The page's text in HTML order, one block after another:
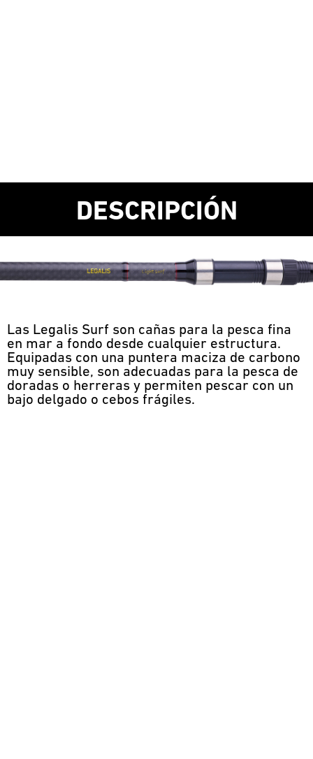
DESCRIPCIÓN
Las Legalis Surf son cañas para la pesca fina
en mar a fondo desde cualquier estructura.
Equipadas con una puntera maciza de carbono
muy sensible, son adecuadas para la pesca de
doradas o herreras y permiten pescar con un
bajo delgado o cebos frágiles.